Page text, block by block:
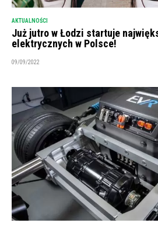
AKTUALNOŚCI
Już jutro w Łodzi startuje
elektrycznych w Polsce!
09/09/2022